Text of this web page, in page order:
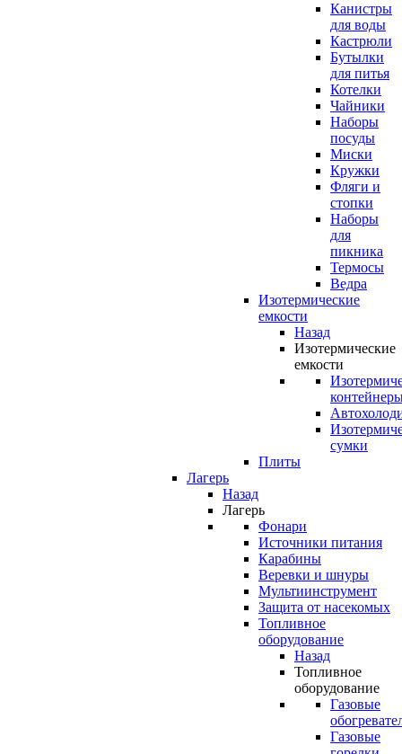
Канистры
для воды
Кастрюли
Бутылки
для питья
Котелки
Чайники
Наборы
посуды
Миски
Кружки
Фляги и
стопки
Наборы
для
пикника
Термосы
Ведра
Изотермические
емкости
Назад
Изотермические
емкости
сумки
Плиты
Лагерь
Назад
Лагерь
Фонари
Источники питания
Карабины
Веревки и шнуры
Мультиинструмент
Защита от насекомых
Топливное
оборудование
Назад
Топливное
оборудование
Газовые
Газовые